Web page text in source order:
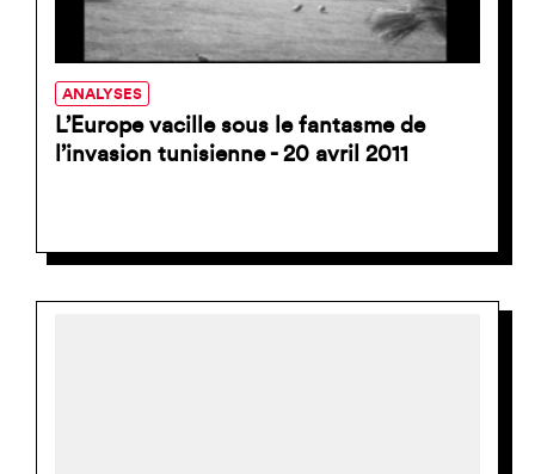
ANALYSES
L’Europe vacille sous le fantasme de
l’invasion tunisienne - 20 avril 2011